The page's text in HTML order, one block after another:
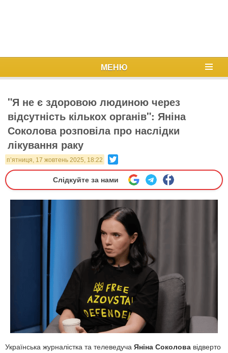
МЕНЮ
"Я не є здоровою людиною через
відсутність кількох органів": Яніна
Соколова розповіла про наслідки
лікування раку
п’ятниця, 17 жовтень 2025, 18:22
Слідкуйте за нами
Українська журналістка та телеведуча Яніна Соколова відверто